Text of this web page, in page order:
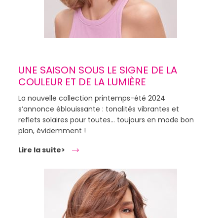
UNE SAISON SOUS LE SIGNE DE LA
COULEUR ET DE LA LUMIÈRE
La nouvelle collection printemps-été 2024
s’annonce éblouissante : tonalités vibrantes et
reflets solaires pour toutes… toujours en mode bon
plan, évidemment !
Lire la suite>